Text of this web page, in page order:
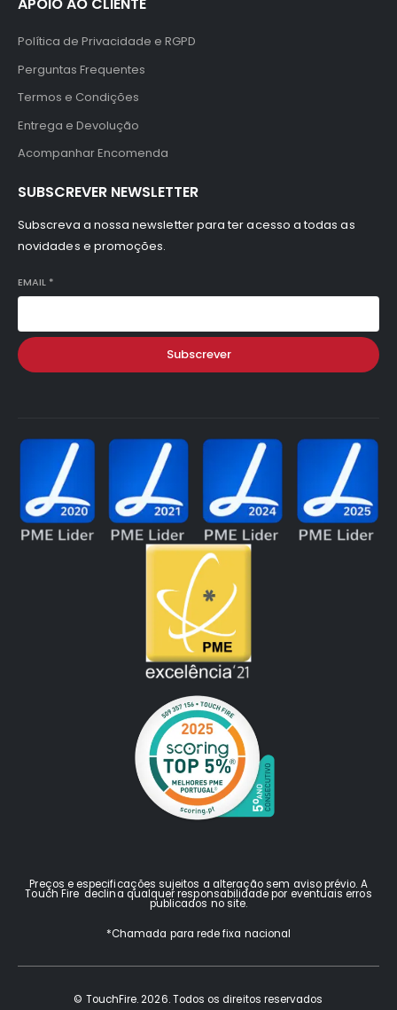
Política de Privacidade e RGPD
Perguntas Frequentes
Termos e Condições
Entrega e Devolução
Acompanhar Encomenda
SUBSCREVER NEWSLETTER
Subscreva a nossa newsletter para ter acesso a todas as
novidades e promoções.
EMAIL *
Subscrever
Preços e especificações sujeitos a alteração sem aviso prévio. A
Touch Fire declina qualquer responsabilidade por eventuais erros
publicados no site.
*Chamada para rede fixa nacional
© TouchFire. 2026. Todos os direitos reservados